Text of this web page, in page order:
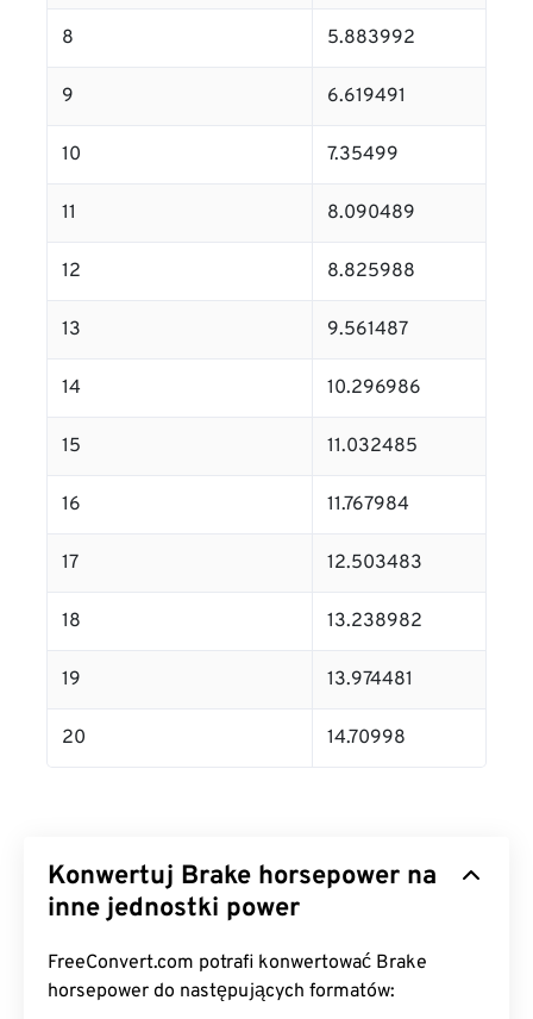
8 5.883992
9 6.619491
10 7.35499
11 8.090489
12 8.825988
13 9.561487
14 10.296986
15 11.032485
16 11.767984
17 12.503483
18 13.238982
19 13.974481
20 14.70998
Konwertuj Brake horsepower na
inne jednostki power
FreeConvert.com potrafi konwertować Brake
horsepower do następujących formatów: